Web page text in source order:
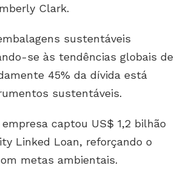
Clark.
sustentáveis
se às tendências globais de
45% da dívida está
sustentáveis.
captou US$ 1,2 bilhão
Linked Loan, reforçando o
metas ambientais.